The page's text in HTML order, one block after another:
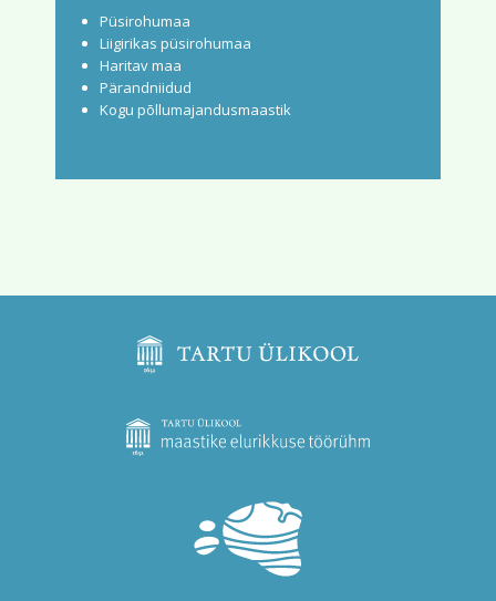
Püsirohumaa
Liigirikas püsirohumaa
Haritav maa
Pärandniidud
Kogu põllumajandusmaastik